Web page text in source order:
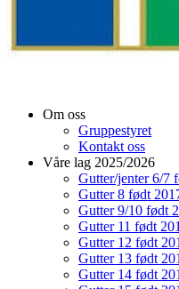
Om oss
Gruppestyret
Kontakt oss
Våre lag 2025/2026
Gutter/jenter 6/7
Gutter 8 født
Gutter 9/10 født
Gutter 11 født
Gutter 12 født
Gutter 13 født
Gutter 14 født